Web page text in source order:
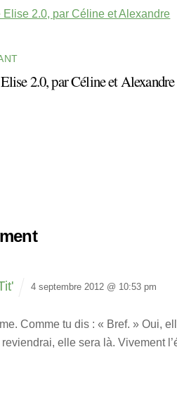
2.0, par Céline et Alexandre
4 septembre 2012 @ 10:53 pm
Comme tu dis : « Bref. » Oui,
reviendrai, elle sera là. Vivement